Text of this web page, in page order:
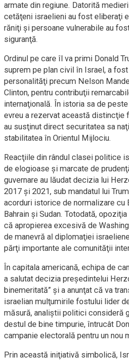
armate din regiune. Datorită
cetăţeni israelieni au fost eliberaţi
răniţi şi persoane vulnerabile au
siguranţă.
Ordinul pe care îl va primi Donald
suprem pe plan civil în Israel, a
personalităţi precum Nelson
Clinton, pentru contribuţii
internaţională. În istoria sa de
evreu a rezervat această
au susţinut direct securitatea sa
stabilitatea în Orientul Mijlociu.
Reacţiile din rândul clasei politice
de elogioase şi marcate de
guvernare au lăudat decizia lui
2017 şi 2021, sub mandatul lui
acorduri istorice de normalizare cu
Bahrain şi Sudan. Totodată,
că apropierea excesivă de
de manevră al diplomaţiei
părţi importante ale comunităţii
În capitala americană, echipa de
a salutat decizia preşedintelui
binemeritată” şi a anunţat că va
israelian mulţumirile fostului lider
măsură, analiştii politici consideră
destul de bine timpurie, întrucât
campanie electorală pentru un nou
Prin această iniţiativă simbolică,